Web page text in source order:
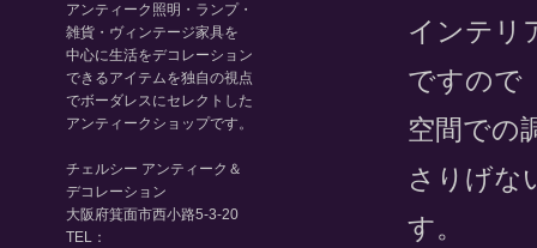
インテリ
ですので
空間での
さりげな
す。
アンティーク照明・ランプ・
雑貨・ヴィンテージ家具を
中心に生活をデコレーション
できるアイテムを独自の視点
でボーダレスにセレクトした
アンティークショップです。
チェルシー アンティーク＆
デコレーション
大阪府箕面市西小路5-3-20
TEL：